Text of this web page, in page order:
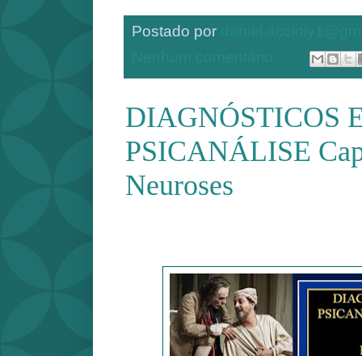
Postado por
DIAGNÓSTICOS
PSICANÁLISE
Neuroses